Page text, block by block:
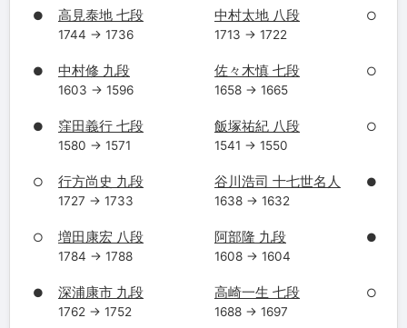
● 高見泰地 七段
1744 → 1736
中村太地 八段
1713 → 1722
○
● 中村修 九段
1603 → 1596
佐々木慎 七段
1658 → 1665
○
● 窪田義行 七段
1580 → 1571
飯塚祐紀 八段
1541 → 1550
○
○ 行方尚史 九段
1727 → 1733
谷川浩司 十七世名人
1638 → 1632
●
○ 増田康宏 八段
1784 → 1788
阿部隆 九段
1608 → 1604
●
● 深浦康市 九段
1762 → 1752
高崎一生 七段
1688 → 1697
○